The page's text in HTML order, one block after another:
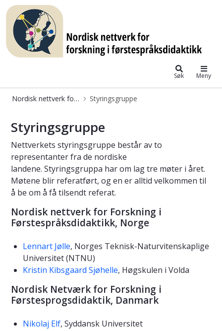
Nordisk nettverk for forskning i
Søk Meny
Nordisk nettverk for forskning i førstespråksdidaktikk Styringsgruppe
Styringsgruppe
Nettverkets styringsgruppe består av to
representanter fra de nordiske
landene. Styringsgruppa har om lag tre møter i året.
Møtene blir referatført, og en er alltid velkommen til
å be om å få tilsendt referat.
Nordisk nettverk for Forskning i
Førstespråksdidaktikk, Norge
Lennart Jølle, Norges Teknisk-Naturvitenskaplige
Universitet (NTNU)
Kristin Kibsgaard Sjøhelle, Høgskulen i Volda
Nordisk Netværk for Forskning i
Førstesprogsdidaktik, Danmark
Nikolaj Elf, Syddansk Universitet